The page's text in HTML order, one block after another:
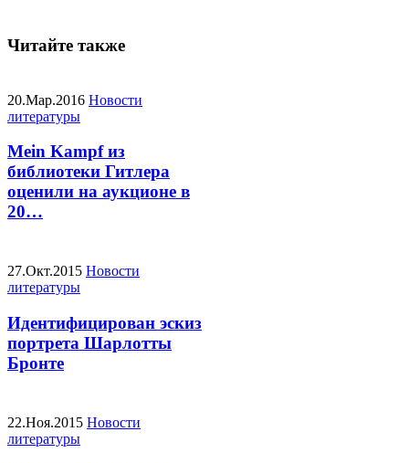
Читайте также
20.Мар.2016 Новости
литературы
Mein Kampf из
библиотеки Гитлера
оценили на аукционе в
20…
27.Окт.2015 Новости
литературы
Идентифицирован эскиз
портрета Шарлотты
Бронте
22.Ноя.2015 Новости
литературы